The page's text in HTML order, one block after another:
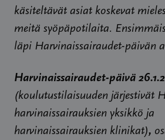
käsiteltävät asiat koskevat
meitä syöpäpotilaita.
läpi Harvinaissairaudet-päivän
Harvinaissairaudet-päivä
(koulutustilaisuuden järjestivät
harvinaissairauksien yksikkö ja
harvinaissairauksien klinikat),